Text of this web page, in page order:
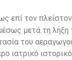
επί τον
μετά τη λήξη
του
ιατρικό